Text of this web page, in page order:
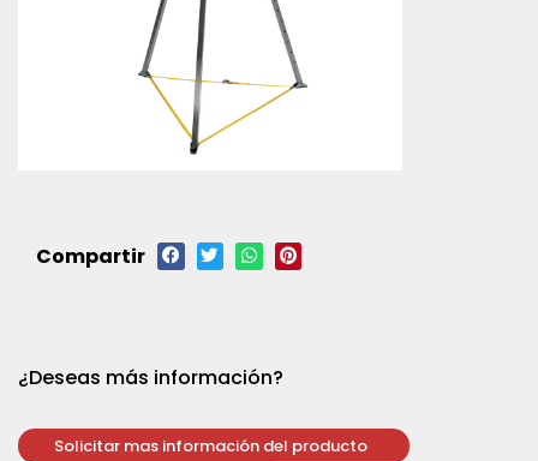
Compartir
¿Deseas más información?
Solicitar mas información del producto